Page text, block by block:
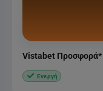
Vistabet Προσφορά*
Ενεργή